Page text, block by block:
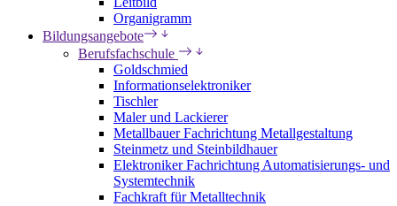
Organigramm
Bildungsangebote
Berufsfachschule
Goldschmied
Informationselektroniker
Tischler
Maler und Lackierer
Metallbauer Fachrichtung Metallgestaltung
Steinmetz und Steinbildhauer
Elektroniker Fachrichtung Automatisierungs- und
Systemtechnik
Fachkraft für Metalltechnik